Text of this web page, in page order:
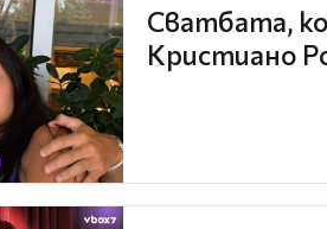
Сватбата,
Кристиано